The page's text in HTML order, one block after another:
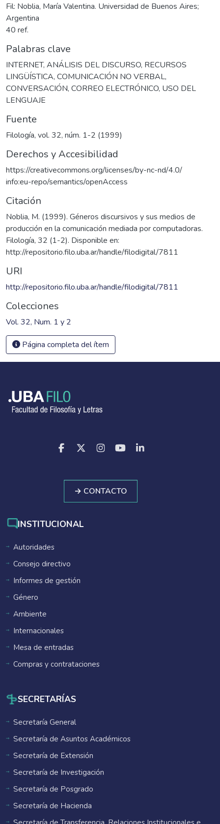
Fil: Noblia, María Valentina. Universidad de Buenos Aires;
Argentina
40 ref.
Palabras clave
INTERNET, ANÁLISIS DEL DISCURSO, RECURSOS
LINGÜÍSTICA, COMUNICACIÓN NO VERBAL,
CONVERSACIÓN, CORREO ELECTRÓNICO, USO DEL
LENGUAJE
Fuente
Filología, vol. 32, núm. 1-2 (1999)
Derechos y Accesibilidad
https://creativecommons.org/licenses/by-nc-nd/4.0/
info:eu-repo/semantics/openAccess
Citación
Noblia, M. (1999). Géneros discursivos y sus medios de
producción en la comunicación mediada por computadoras.
Filología, 32 (1-2). Disponible en:
http://repositorio.filo.uba.ar/handle/filodigital/7811
URI
http://repositorio.filo.uba.ar/handle/filodigital/7811
Colecciones
Vol. 32, Num. 1 y 2
Página completa del ítem
→ CONTACTO
INSTITUCIONAL
Autoridades
Consejo directivo
Informes de gestión
Género
Ambiente
Internacionales
Mesa de entradas
Compras y contrataciones
SECRETARÍAS
Secretaría General
Secretaría de Asuntos Académicos
Secretaría de Extensión
Secretaría de Investigación
Secretaría de Posgrado
Secretaría de Hacienda